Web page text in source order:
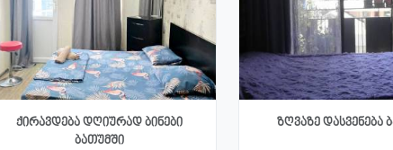
ქირავდება დღიურად ბინები
ბათუმში
ზღვაზე დასვენება